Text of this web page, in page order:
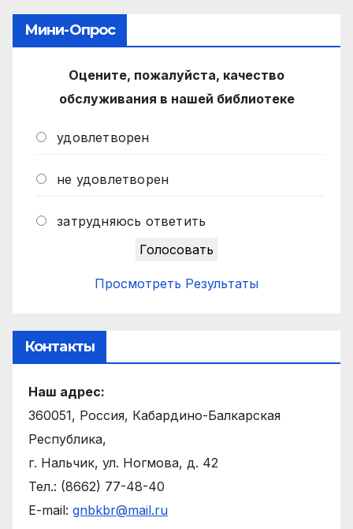
Мини-Опрос
Оцените, пожалуйста, качество
обслуживания в нашей библиотеке
удовлетворен
не удовлетворен
затрудняюсь ответить
Просмотреть Результаты
Контакты
Наш адрес:
360051, Россия, Кабардино-Балкарская
Республика,
г. Нальчик, ул. Ногмова, д. 42
Тел.: (8662) 77-48-40
E-mail: gnbkbr@mail.ru